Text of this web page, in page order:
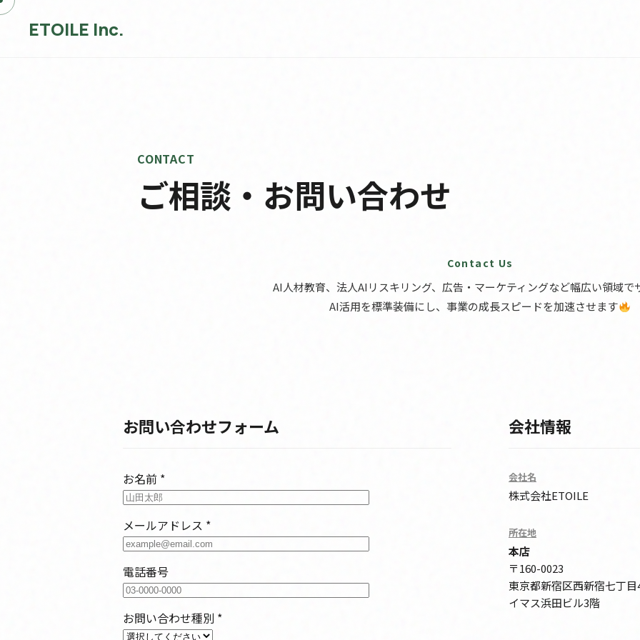
ETOILE Inc.
CONTACT
ご相談・お問い合わせ
Contact Us
AI人材教育、法人AIリスキリング、広告・マーケティングなど幅広い領域で
AI活用を標準装備にし、事業の成長スピードを加速させます
お問い合わせフォーム
お名前 *
メールアドレス *
電話番号
お問い合わせ種別 *
会社情報
会社名
株式会社ETOILE
所在地
本店
〒160-0023
東京都新宿区西新宿七丁
イマス浜田ビル3階